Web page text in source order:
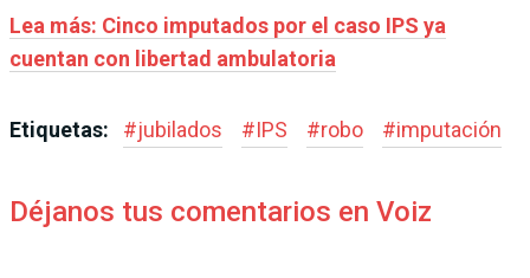
Lea más: Cinco imputados por el caso IPS ya
cuentan con libertad ambulatoria
Etiquetas: #jubilados #IPS #robo #imputación
Déjanos tus comentarios en Voiz